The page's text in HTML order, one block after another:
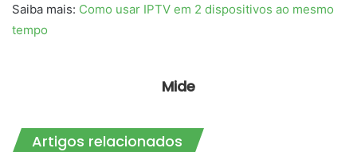
Saiba mais: Como usar IPTV em 2 dispositivos ao mesmo
tempo
Mide
Artigos relacionados